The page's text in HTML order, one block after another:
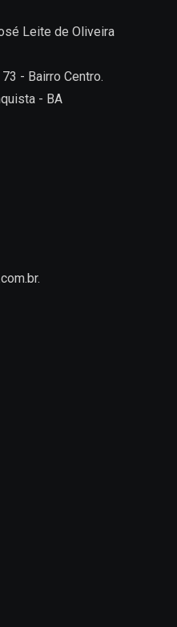
Leite de Oliveira
- Bairro Centro.
- BA
.